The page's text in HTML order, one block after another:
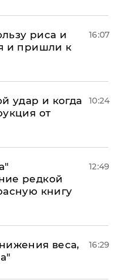
риса и
и пришли к
16:07
удар и когда
от
10:24
редкой
книгу
12:49
веса,
16:29